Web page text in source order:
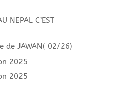
NEPAL C’EST
de JAWAN( 02/26)
2025
2025